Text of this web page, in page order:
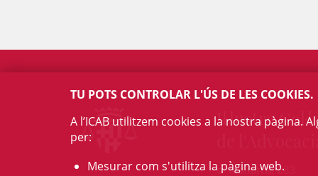
Il·lustre
c/ Mallorca, 283
TU POTS CONTROLAR L'ÚS DE LES COOKIES.
A l’ICAB utilitzem cookies a la nostra
per:
Mesurar com s'utilitza la pàgina web.